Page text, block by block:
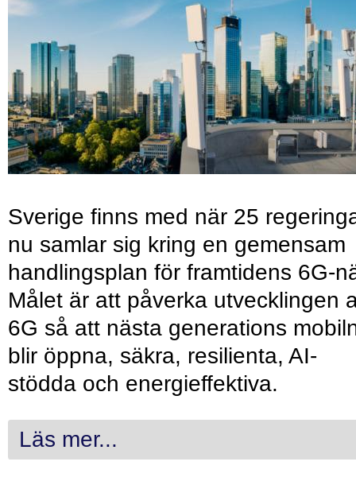
Sverige finns med när 25
nu samlar sig kring en gemensam
handlingsplan för framtidens 6G-
Målet är att påverka utvecklingen
6G så att nästa generations
blir öppna, säkra, resilienta, AI-
stödda och energieffektiva.
Läs mer...